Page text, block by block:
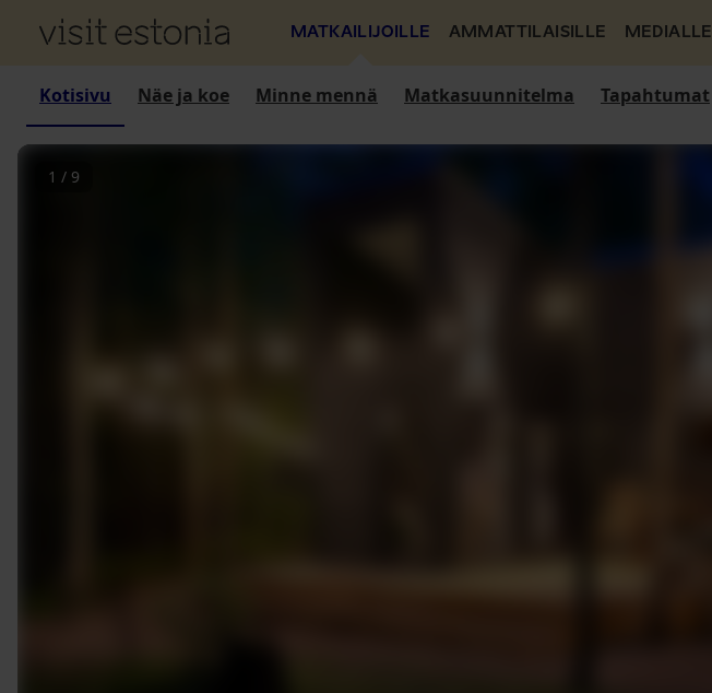
MATKAILIJOILLE AMMATTILAISILLE MEDIALLE
Kotisivu Näe ja koe Minne mennä Matkasuunnitelma Tapahtumat
1 / 9